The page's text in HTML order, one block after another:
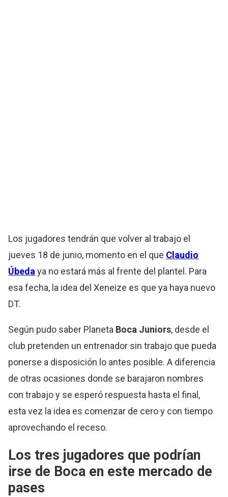
Los jugadores tendrán que volver al trabajo el
jueves 18 de junio, momento en el que Claudio
Úbeda ya no estará más al frente del plantel. Para
esa fecha, la idea del Xeneize es que ya haya nuevo
DT.
Según pudo saber Planeta Boca Juniors, desde el
club pretenden un entrenador sin trabajo que pueda
ponerse a disposición lo antes posible. A diferencia
de otras ocasiones donde se barajaron nombres
con trabajo y se esperó respuesta hasta el final,
esta vez la idea es comenzar de cero y con tiempo
aprovechando el receso.
Los tres jugadores que podrían
irse de Boca en este mercado de
pases